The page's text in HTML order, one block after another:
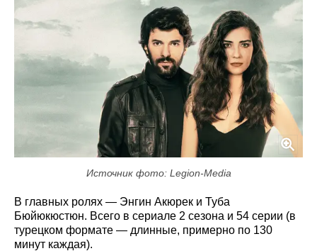
Источник фото: Legion-Media
В главных ролях — Энгин Акюрек и Туба
Бюйюкюстюн. Всего в сериале 2 сезона и 54 серии (в
турецком формате — длинные, примерно по 130
минут каждая).